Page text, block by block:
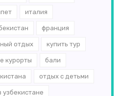
италия
франция
отдых купить тур
курорты бали
отдых с детьми
узбекистане